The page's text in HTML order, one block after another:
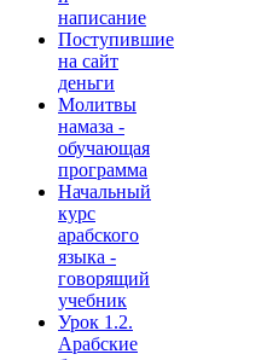
написание
Поступившие
на сайт
деньги
Молитвы
намаза -
обучающая
программа
Начальный
курс
арабского
языка -
говорящий
учебник
Урок 1.2.
Арабские